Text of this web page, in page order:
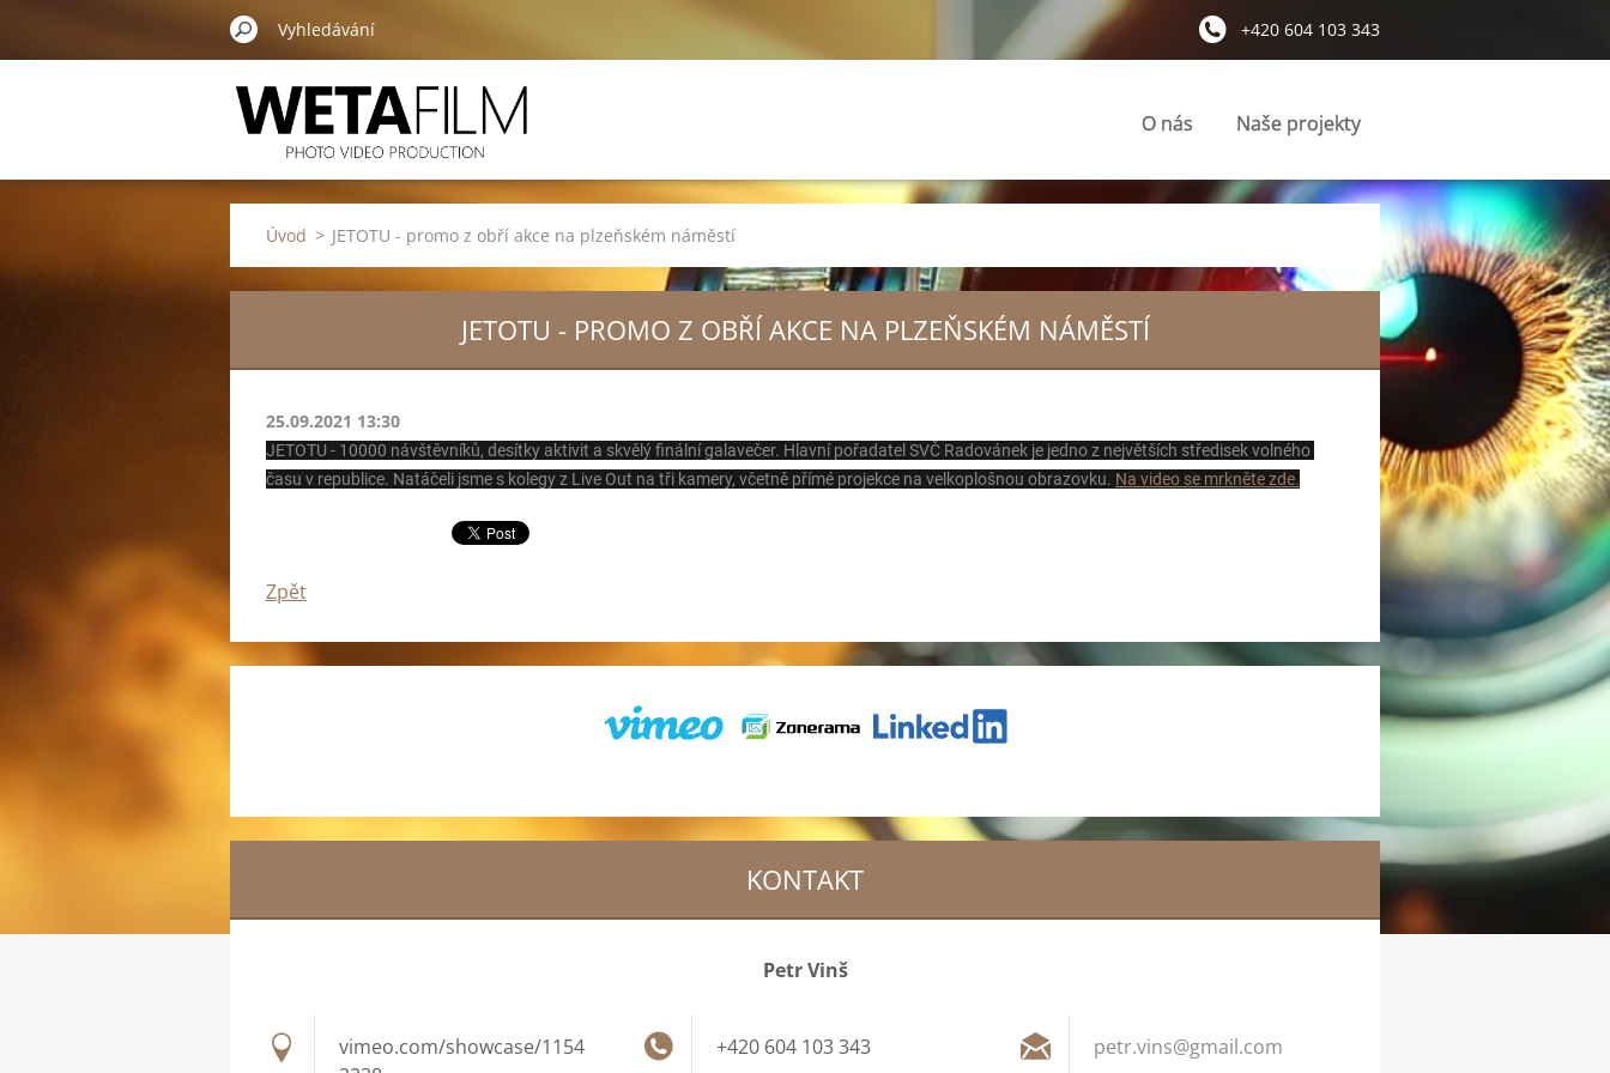
+420 604 103 343
O nás Naše projekty
Úvod > JETOTU - promo z obří akce na plzeňském náměstí
JETOTU - PROMO Z OBŘÍ AKCE NA PLZEŇSKÉM NÁMĚSTÍ
25.09.2021 13:30
JETOTU - 10000 návštěvníků, desítky aktivit a skvělý finální galavečer. Hlavní pořadatel SVČ Radovánek je jedno z největších středisek volného
času v republice. Natáčeli jsme s kolegy z Live Out na tři kamery, včetně přímé projekce na velkoplošnou obrazovku. Na video se mrkněte zde.
Zpět
KONTAKT
Petr Vinš
vimeo.com/showcase/1154
+420 604 103 343 petr.vins@gmail.com